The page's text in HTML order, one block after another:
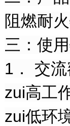
阻燃耐
三：使
1． 交
zui高工
zui低环